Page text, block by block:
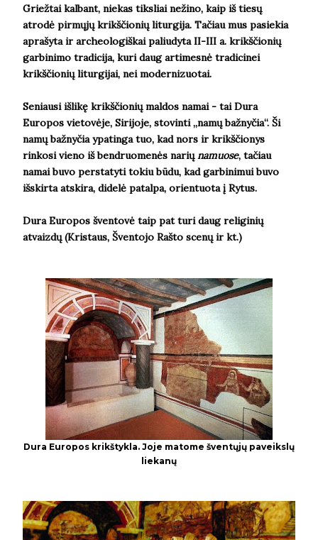
Griežtai kalbant, niekas tiksliai nežino, kaip iš tiesų
atrodė pirmųjų krikščionių liturgija. Tačiau mus pasiekia
aprašyta ir archeologiškai paliudyta II-III a. krikščionių
garbinimo tradicija, kuri daug artimesnė tradicinei
krikščionių liturgijai, nei modernizuotai.
Seniausi išlikę krikščionių maldos namai - tai Dura
Europos vietovėje, Sirijoje, stovinti „namų bažnyčia“. Ši
namų bažnyčia ypatinga tuo, kad nors ir krikščionys
rinkosi vieno iš bendruomenės nariųnamuose, tačiau
namai buvo perstatyti tokiu būdu, kad garbinimui buvo
išskirta atskira, didelė patalpa, orientuota į Rytus.
Dura Europos šventovė taip pat turi daug religinių
atvaizdų (Kristaus, Šventojo Rašto scenų ir kt.)
Dura Europos krikštykla. Joje matome šventųjų paveikslų
liekanų